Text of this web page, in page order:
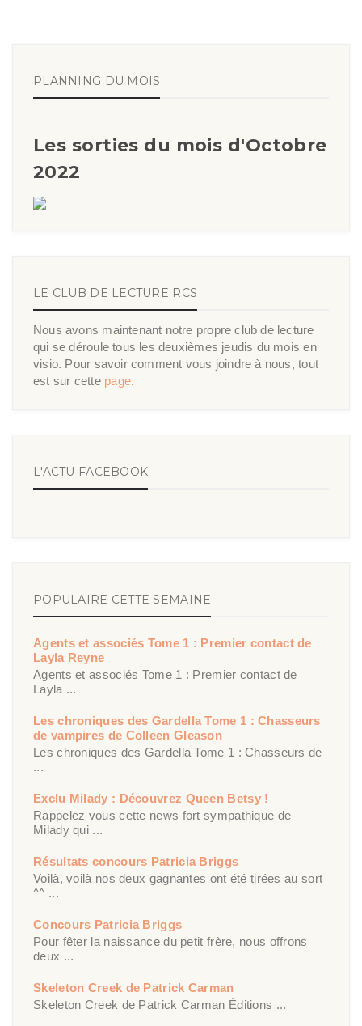
PLANNING DU MOIS
Les sorties du mois d'Octobre
2022
LE CLUB DE LECTURE RCS
Nous avons maintenant notre propre club de lecture
qui se déroule tous les deuxièmes jeudis du mois en
visio. Pour savoir comment vous joindre à nous, tout
est sur cette page.
L'ACTU FACEBOOK
POPULAIRE CETTE SEMAINE
Agents et associés Tome 1 : Premier contact de
Layla Reyne
Agents et associés Tome 1 : Premier contact de
Layla ...
Les chroniques des Gardella Tome 1 : Chasseurs
de vampires de Colleen Gleason
Les chroniques des Gardella Tome 1 : Chasseurs de
...
Exclu Milady : Découvrez Queen Betsy !
Rappelez vous cette news fort sympathique de
Milady qui ...
Résultats concours Patricia Briggs
Voilà, voilà nos deux gagnantes ont été tirées au sort
^^ ...
Concours Patricia Briggs
Pour fêter la naissance du petit frère, nous offrons
deux ...
Skeleton Creek de Patrick Carman
Skeleton Creek de Patrick Carman Éditions ...